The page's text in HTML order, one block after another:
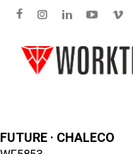
FUTURE · CHALECO